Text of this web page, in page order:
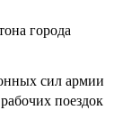
города
сил армии
поездок